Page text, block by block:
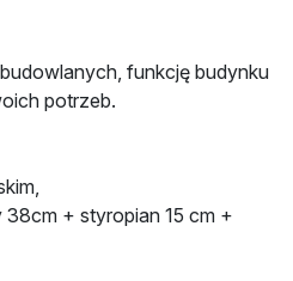
funkcję budynku
potrzeb.
+ styropian 15 cm +